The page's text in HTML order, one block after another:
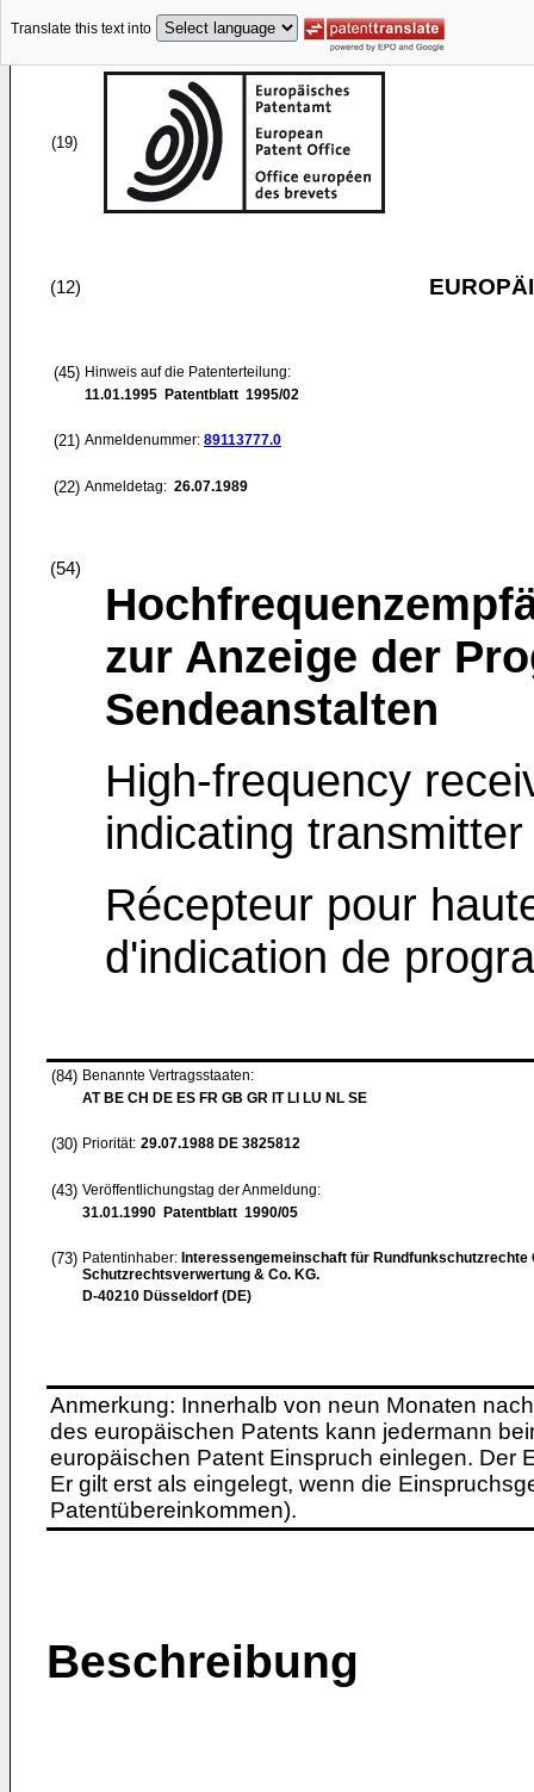
Translate this text into
(19)
(12)
(45) Hinweis auf die Patenterteilung:
11.01.1995 Patentblatt 1995/02
(21) Anmeldenummer: 89113777.0
(22) Anmeldetag: 26.07.1989
(54)
zur Anzeige der
Sendeanstalten
High-frequency
indicating
Récepteur pour
d'indication de
(84) Benannte Vertragsstaaten:
AT BE CH DE ES FR GB GR IT LI LU NL SE
(30) Priorität: 29.07.1988 DE 3825812
(43) Veröffentlichungstag der Anmeldung:
31.01.1990 Patentblatt 1990/05
(73) Patentinhaber: Interessengemeinschaft für Rundfunkschutzrechte
Schutzrechtsverwertung & Co. KG.
D-40210 Düsseldorf (DE)
Anmerkung: Innerhalb von neun Monaten
des europäischen Patents kann jedermann
europäischen Patent Einspruch einlegen. Der
Er gilt erst als eingelegt, wenn die
Patentübereinkommen).
Beschreibung